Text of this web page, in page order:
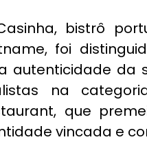
, bistrô
foi
autenticidade da
na
que
vincada e